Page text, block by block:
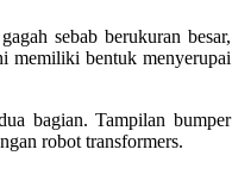
sebab berukuran besar,
memiliki bentuk menyerupai
bagian. Tampilan bumper
robot transformers.